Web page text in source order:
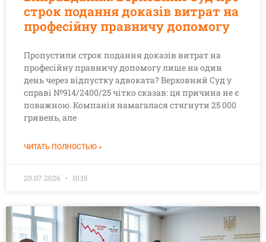
строк подання доказів витрат на
професійну правничу допомогу
Пропустили строк подання доказів витрат на
професійну правничу допомогу лише на один
день через відпустку адвоката? Верховний Суд у
справі №914/2400/25 чітко сказав: ця причина не є
поважною. Компанія намагалася стягнути 25 000
гривень, але
ЧИТАТЬ ПОЛНОСТЬЮ »
20.07.2026 10:15